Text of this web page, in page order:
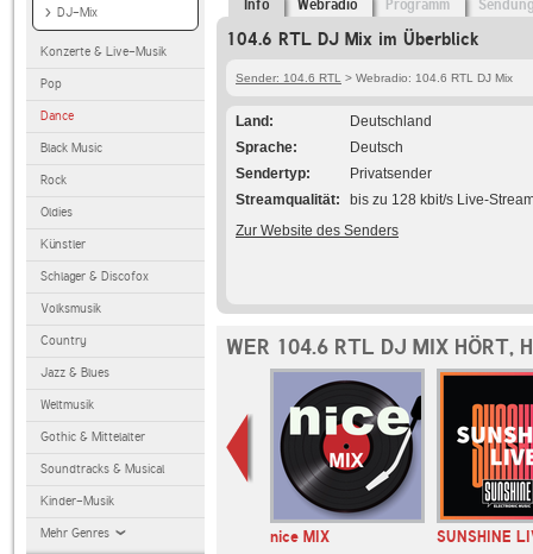
DJ-Mix
Konzerte & Live-Musik
Pop
Dance
Black Music
Rock
Oldies
Künstler
Schlager & Discofox
Volksmusik
Country
Jazz & Blues
Weltmusik
Gothic & Mittelalter
Soundtracks & Musical
Kinder-Musik
Mehr Genres
Info Webradio Programm
104.6 RTL DJ Mix im Überblick
Sender: 104.6 RTL > Webradio: 104.6 RTL DJ Mix
Land
Deutschland
Sprache
Deutsch
Sendertyp
Privatsender
Streamqualität
bis zu 128 kbit/s Live-
Zur Website des Senders
WER 104.6 RTL DJ MIX HÖRT,
MIX 99.5 nice MIX SUNSHINE